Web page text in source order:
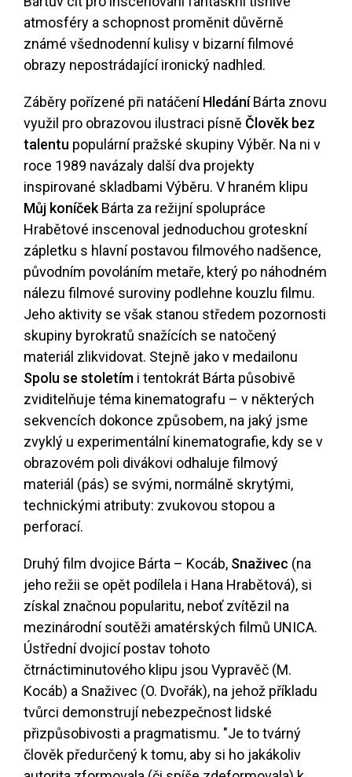
atmosféry a schopnost proměnit důvěrně
známé všednodenní kulisy v bizarní filmové
obrazy nepostrádající ironický nadhled.
Záběry pořízené při natáčeníHledáníBárta znovu
využil pro obrazovou ilustraci písně Člověk bez
talentu populární pražské skupiny Výběr. Na ni v
roce 1989 navázaly další dva projekty
inspirované skladbami Výběru. V hraném klipu
Můj koníčekBárta za režijní spolupráce
Hrabětové inscenoval jednoduchou groteskní
zápletku s hlavní postavou filmového nadšence,
původním povoláním metaře, který po náhodném
nálezu filmové suroviny podlehne kouzlu filmu.
Jeho aktivity se však stanou středem pozornosti
skupiny byrokratů snažících se natočený
materiál zlikvidovat. Stejně jako v medailonu
Spolu se stoletím i tentokrát Bárta působivě
zviditelňuje téma kinematografu – v některých
sekvencích dokonce způsobem, na jaký jsme
zvyklý u experimentální kinematografie, kdy se v
obrazovém poli divákovi odhaluje filmový
materiál (pás) se svými, normálně skrytými,
technickými atributy: zvukovou stopou a
perforací.
Druhý film dvojice Bárta – Kocáb, Snaživec (na
jeho režii se opět podílela i Hana Hrabětová), si
získal značnou popularitu, neboť zvítězil na
mezinárodní soutěži amatérských filmů UNICA.
Ústřední dvojicí postav tohoto
čtrnáctiminutového klipu jsou Vypravěč (M.
Kocáb) a Snaživec (O. Dvořák), na jehož příkladu
tvůrci demonstrují nebezpečnost lidské
přizpůsobivosti a pragmatismu. "Je to tvárný
člověk předurčený k tomu, aby si ho jakákoliv